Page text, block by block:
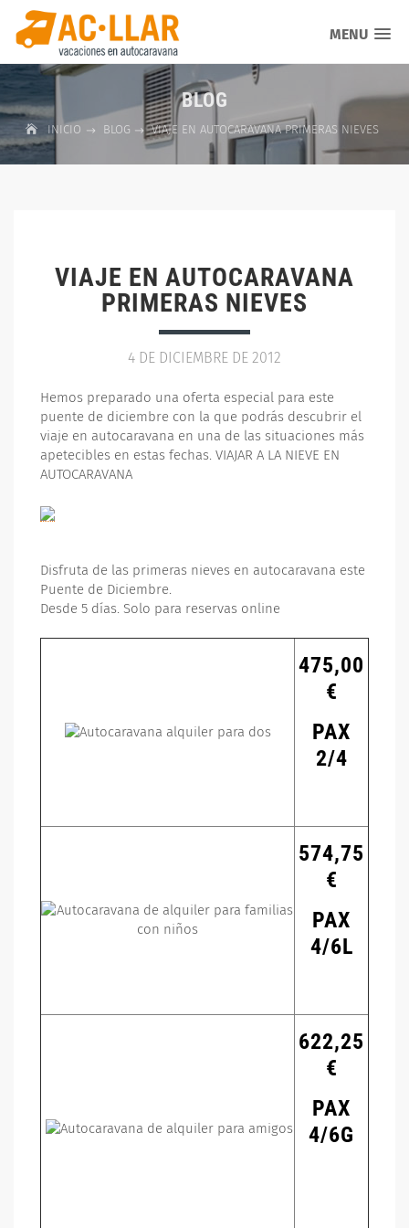
MENU
BLOG
INICIO BLOG VIAJE EN AUTOCARAVANA PRIMERAS NIEVES
VIAJE EN AUTOCARAVANA
PRIMERAS NIEVES
4 DE DICIEMBRE DE 2012
Hemos preparado una oferta especial para este
puente de diciembre con la que podrás descubrir el
viaje en autocaravana en una de las situaciones más
apetecibles en estas fechas. VIAJAR A LA NIEVE EN
AUTOCARAVANA
Disfruta de las primeras nieves en autocaravana este
Puente de Diciembre.
Desde 5 días. Solo para reservas online
475,00
€
PAX
2/4
574,75
€
PAX
4/6L
622,25
€
PAX
4/6G